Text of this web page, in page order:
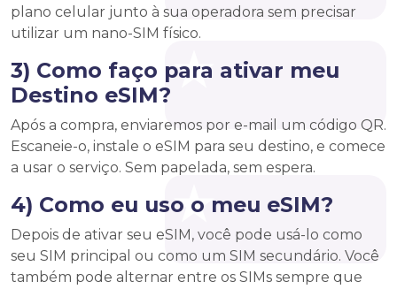
plano celular junto à sua operadora sem precisar
utilizar um nano-SIM físico.
3) Como faço para ativar meu
Destino eSIM?
Após a compra, enviaremos por e-mail um código QR.
Escaneie-o, instale o eSIM para seu destino, e comece
a usar o serviço. Sem papelada, sem espera.
4) Como eu uso o meu eSIM?
Depois de ativar seu eSIM, você pode usá-lo como
seu SIM principal ou como um SIM secundário. Você
também pode alternar entre os SIMs sempre que